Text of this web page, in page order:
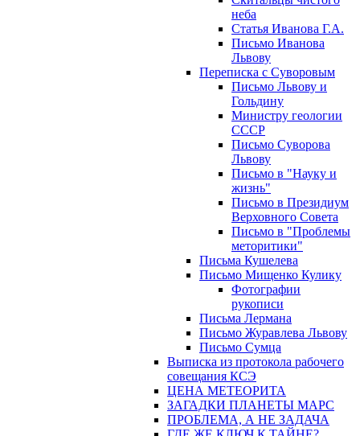
неба
Статья Иванова Г.А.
Письмо Иванова
Львову
Переписка с Суворовым
Письмо Львову и
Гольдину
Министру геологии
СССР
Письмо Суворова
Львову
Письмо в "Науку и
жизнь"
Письмо в Президиум
Верховного Совета
Письмо в "Проблемы
меторитики"
Письма Кушелева
Письмо Мищенко Кулику
Фотографии
рукописи
Письма Лермана
Письмо Журавлева Львову
Письмо Сумца
Выписка из протокола рабочего
совещания КСЭ
ЦЕНА МЕТЕОРИТА
ЗАГАДКИ ПЛАНЕТЫ МАРС
ПРОБЛЕМА, А НЕ ЗАДАЧА